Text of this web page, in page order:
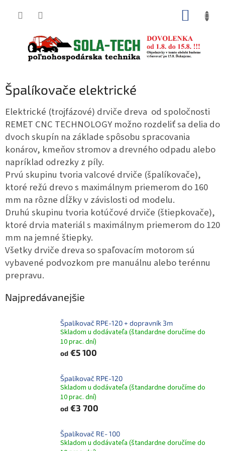
Špalíkovače elektrické
Elektrické (trojfázové) drviče dreva od spoločnosti
REMET CNC TECHNOLOGY možno rozdeliť sa delia do
dvoch skupín na základe spôsobu spracovania
konárov, kmeňov stromov a drevného odpadu alebo
napríklad odrezky z píly.
Prvú skupinu tvoria valcové drviče (špalíkovače),
ktoré režú drevo s maximálnym priemerom do 160
mm na rôzne dĺžky v závislosti od modelu.
Druhú skupinu tvoria kotúčové drviče (štiepkovače),
ktoré drvia materiál s maximálnym priemerom do 120
mm na jemné štiepky.
Všetky drviče dreva so spaľovacím motorom sú
vybavené podvozkom pre manuálnu alebo terénnu
prepravu.
Najpredávanejšie
Špalíkovač RPE-120 + dopravník 3m
Skladom u dodávateľa (štandardne doručíme do
10 prac. dní)
od €5 100
Špalíkovač RPE-120
Skladom u dodávateľa (štandardne doručíme do
10 prac. dní)
od €3 700
Špalíkovač RE- 100
Skladom u dodávateľa (štandardne doručíme do